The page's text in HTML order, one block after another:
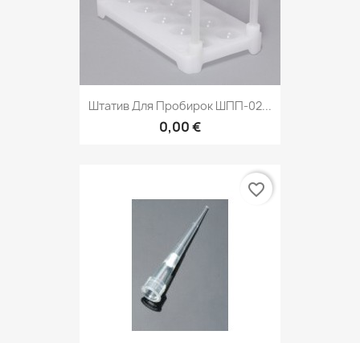
Штатив Для Пробирок ШПП-02...
0,00 €
favorite_border